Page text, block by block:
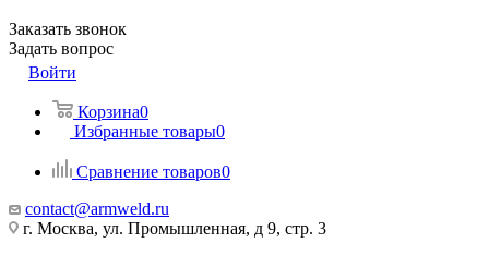
Заказать звонок
Задать вопрос
Войти
Корзина0
Избранные товары0
Сравнение товаров0
contact@armweld.ru
г. Москва, ул. Промышленная, д 9, стр. 3